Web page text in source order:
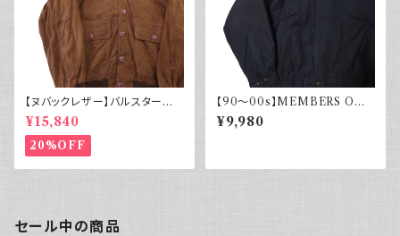
【ヌバックレザー】バルスター型
ブルゾンジャケット ヴァルスター
ヴィンテージ
¥15,840
20%OFF
【90～00s】MEMBERS ONL
Y メンバーズオンリー フェード
スエード ブルゾンジャケット ス
000年代
¥9,980
セール中の商品